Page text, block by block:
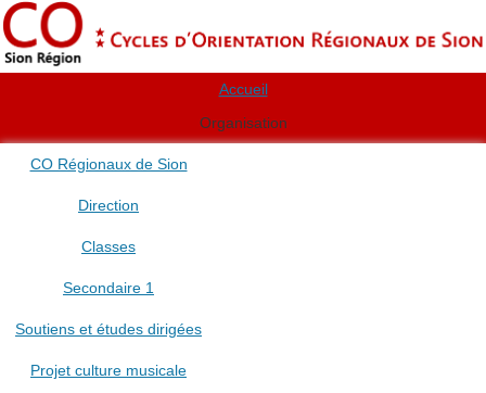
Accueil
Organisation
CO Régionaux de Sion
Direction
Classes
Secondaire 1
Soutiens et études dirigées
Projet culture musicale